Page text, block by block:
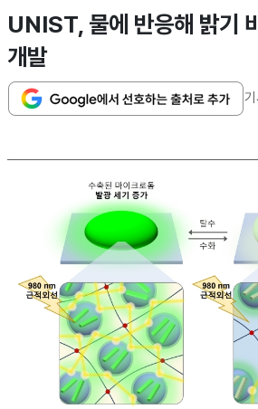
UNIST, 물에 반응해 밝기
개발